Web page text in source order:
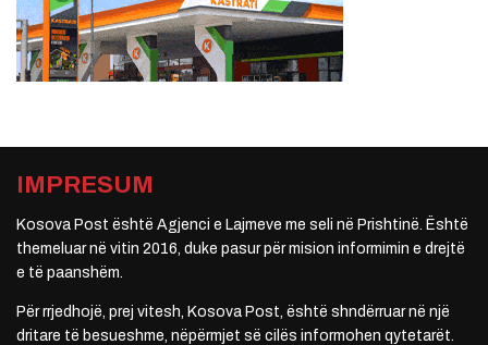
IMPRESUM
Kosova Post është Agjenci e Lajmeve me seli në Prishtinë. Është
themeluar në vitin 2016, duke pasur për mision informimin e drejtë
e të paanshëm.
Për rrjedhojë, prej vitesh, Kosova Post, është shndërruar në një
dritare të besueshme, nëpërmjet së cilës informohen qytetarët.